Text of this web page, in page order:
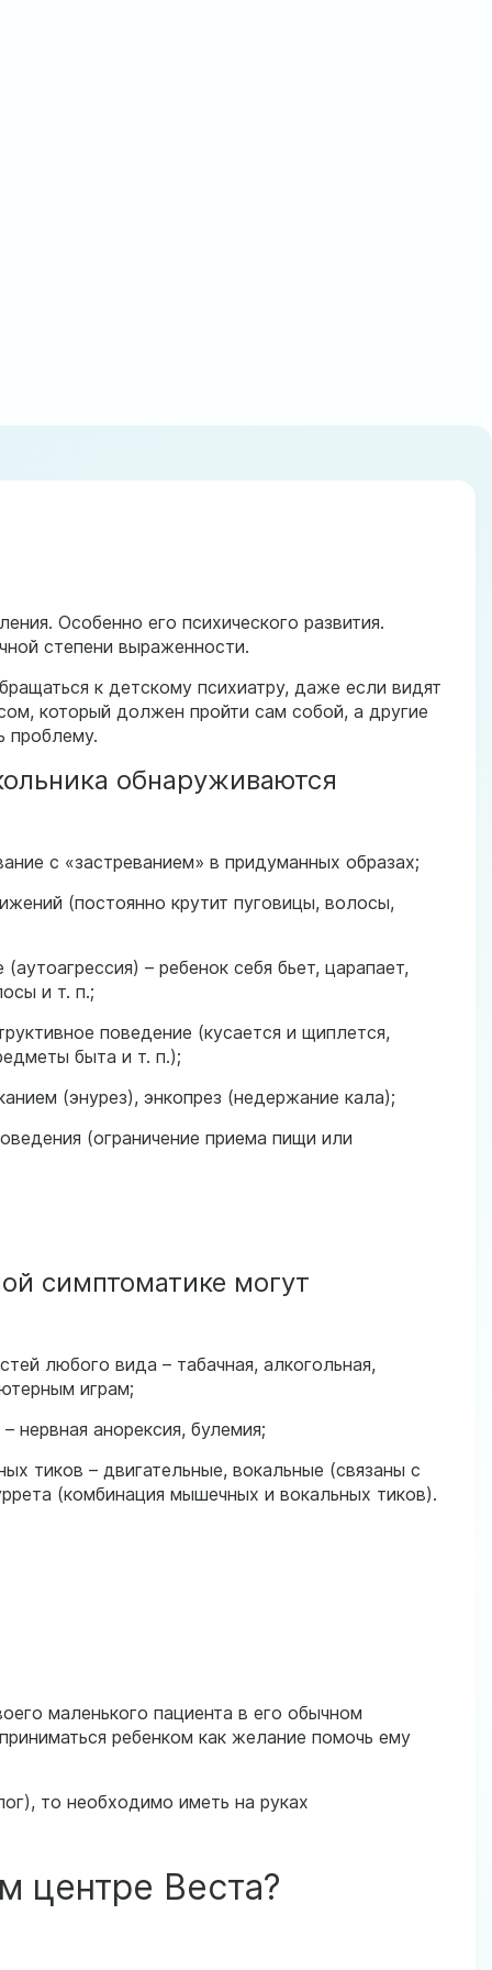
Особенно его психического развития.
степени выраженности.
к детскому психиатру, даже если видят
который должен пройти сам собой, а другие
проблему.
обнаруживаются
с «застреванием» в придуманных образах;
(постоянно крутит пуговицы, волосы,
– ребенок себя бьет, царапает,
и т. п.;
поведение (кусается и щиплется,
быта и т. п.);
(энурез), энкопрез (недержание кала);
(ограничение приема пищи или
симптоматике могут
любого вида – табачная, алкогольная,
играм;
нервная анорексия, булемия;
тиков – двигательные, вокальные (связаны с
(комбинация мышечных и вокальных тиков).
маленького пациента в его обычном
ребенком как желание помочь ему
то необходимо иметь на руках
центре Веста?